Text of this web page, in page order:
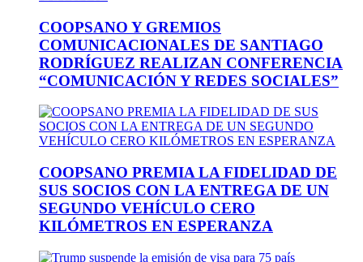
COOPSANO Y GREMIOS
COMUNICACIONALES DE SANTIAGO
RODRÍGUEZ REALIZAN CONFERENCIA
“COMUNICACIÓN Y REDES SOCIALES”
COOPSANO PREMIA LA FIDELIDAD DE
SUS SOCIOS CON LA ENTREGA DE UN
SEGUNDO VEHÍCULO CERO
KILÓMETROS EN ESPERANZA